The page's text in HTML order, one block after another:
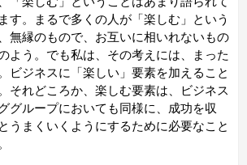
す。まるで多くの人が「楽しむ」という
無縁のもので、お互いに相いれないもの
よう。でも私は、その考えには、まった
ビジネスに「楽しい」要素を加えること
それどころか、楽しむ要素は、ビジネス
グループにおいても同様に、 成功を収
うまくいくようにするために必要なこと